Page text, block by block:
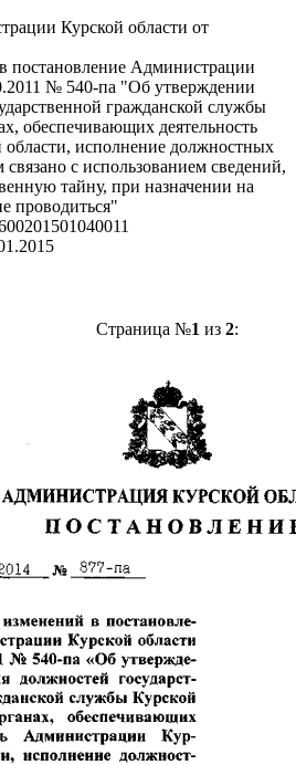
Курской области от
постановление Администрации
№ 540-па "Об утверждении
гражданской службы
обеспечивающих деятельность
исполнение должностных
с использованием сведений,
тайну, при назначении на
проводиться"
Страница №1 из 2: